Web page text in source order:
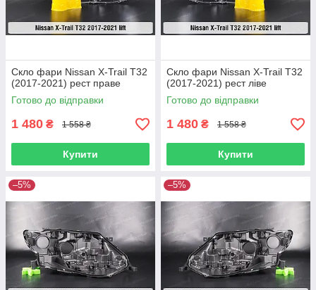
Скло фари Nissan X-Trail T32
(2017-2021) рест праве
Готово до відправки
1 480 ₴ 1 558 ₴
Купити
Скло фари Nissan X-Trail T32
(2017-2021) рест ліве
Готово до відправки
1 480 ₴ 1 558 ₴
Купити
–5% –5%